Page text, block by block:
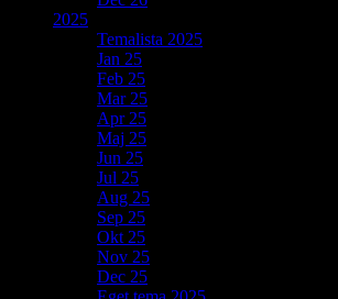
2025
Temalista 2025
Jan 25
Feb 25
Mar 25
Apr 25
Maj 25
Jun 25
Jul 25
Aug 25
Sep 25
Okt 25
Nov 25
Dec 25